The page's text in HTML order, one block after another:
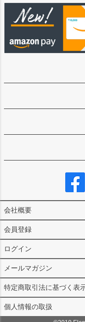
会社概要
会員登録
ログイン
メールマガジン
特定商取引法に基づく表
個人情報の取扱